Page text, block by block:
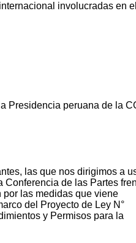
involucradas en
Presidencia peruana de la
las que nos dirigimos a
Conferencia de las Partes
las medidas que viene
del Proyecto de Ley N°
y Permisos para la